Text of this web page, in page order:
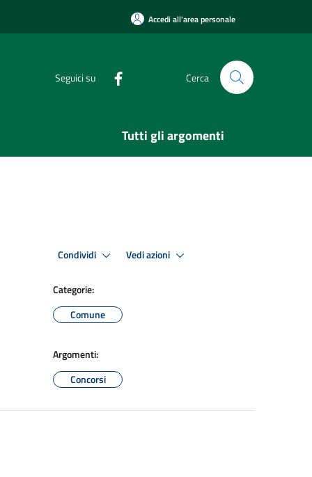
Accedi all'area personale
Seguici su Cerca
Tutti gli argomenti
Condividi Vedi azioni
Categorie:
Comune
Argomenti:
Concorsi